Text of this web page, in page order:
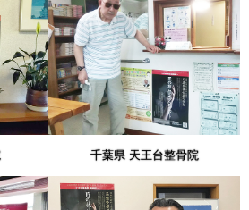
千葉県 天王台整骨院